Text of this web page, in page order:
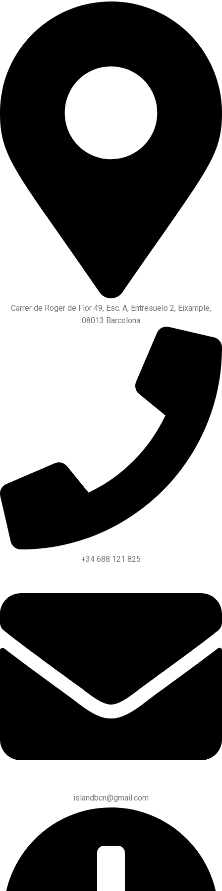
Carrer de Roger de Flor 49, Esc. A, Entresuelo 2, Eixample,
08013 Barcelona
+34 688 121 825
islandbcn@gmail.com